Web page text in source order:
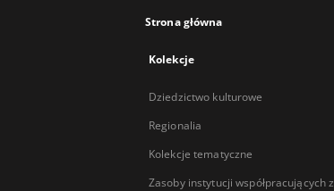
Strona główna
Kolekcje
Dziedzictwo kulturowe
Regionalia
Kolekcje tematyczne
Zasoby instytucji współpracujących z